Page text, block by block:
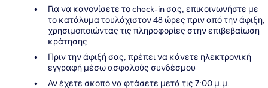
Για να κανονίσετε το check-in σας, επικοινωνήστε με
το κατάλυμα τουλάχιστον 48 ώρες πριν από την άφιξη,
χρησιμοποιώντας τις πληροφορίες στην επιβεβαίωση
κράτησης
Πριν την άφιξή σας, πρέπει να κάνετε ηλεκτρονική
εγγραφή μέσω ασφαλούς συνδέσμου
Αν έχετε σκοπό να φτάσετε μετά τις 7:00 μ.μ.